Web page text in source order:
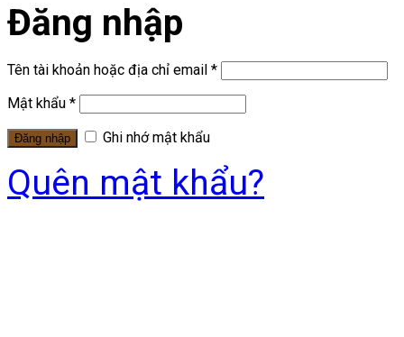
Đăng nhập
Tên tài khoản hoặc địa chỉ email *
Mật khẩu *
Đăng nhập Ghi nhớ mật khẩu
Quên mật khẩu?